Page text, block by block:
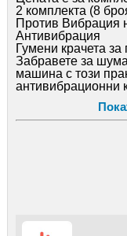
2 комплекта (8
Против Вибрация
Антивибрация
Гумени крачета за
Забравете за
машина с този
антивибрационни
Освен това
пералната
мебели като маси,